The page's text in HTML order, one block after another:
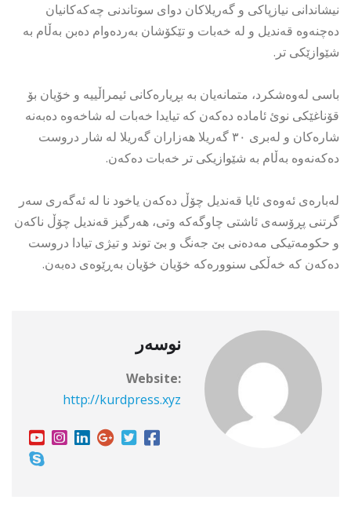
نیشاندانی نیازپاکی و گەریلاکان دوای سوتاندنی چەکەکانیان
دەچنەوە قەندیل و لە خەبات و تێکۆشان بەردەوام دەبن بەڵام بە
شێوازێکی تر.
باسی لەوەشکرد، متمانەیان بە بڕیارەکانی ئیمراڵییە و خۆیان بۆ
قۆناغێکی نوئ ئامادە دەکەن کە تیایدا خەبات لە شاخەوە دەبەنە
شارەکان و لەبری ٣٠ گەریلا هەزاران گەریلا لە شار دروست
دەکەنەوە بەڵام بە شێوازیکی تر خەبات دەکەن.
لەبارەی ئەوەی ئایا قەندیل چۆڵ دەکەن یاخود نا لە ئەگەری سەر
گرتنی پڕۆسەی ئاشتی چاوگەکە وتی، هەرگیز قەندیل چۆڵ ناکەن
و حکومەتیکی مەدەنی بێ جەنگ و بێ توند و تیژی تیادا دروست
دەکەن کە خەڵکی سنوورەکە خۆیان خۆیان بەڕێوەی دەبەن.
نوسەر
Website:
http://kurdpress.xyz